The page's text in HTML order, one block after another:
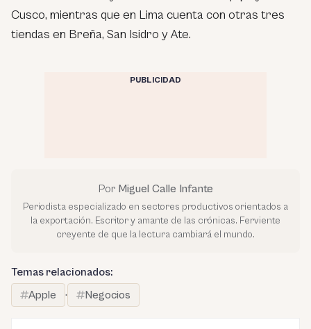
Cusco, mientras que en Lima cuenta con otras tres
tiendas en Breña, San Isidro y Ate.
PUBLICIDAD
Por Miguel Calle Infante
Periodista especializado en sectores productivos orientados a
la exportación. Escritor y amante de las crónicas. Ferviente
creyente de que la lectura cambiará el mundo.
Temas relacionados:
Apple
· Negocios